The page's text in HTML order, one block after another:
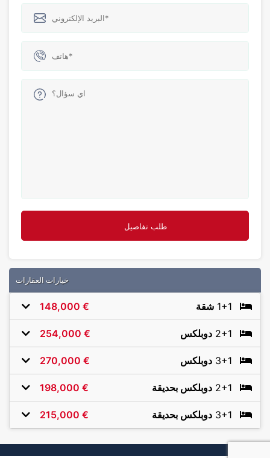
خيارات العقارات
1+1 شقة € 148,000
2+1 دوبلكس € 254,000
3+1 دوبلكس € 270,000
2+1 دوبلكس بحديقة € 198,000
3+1 دوبلكس بحديقة € 215,000